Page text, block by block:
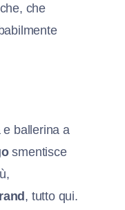
che
e ballerina a
smentisce
, tutto qui.